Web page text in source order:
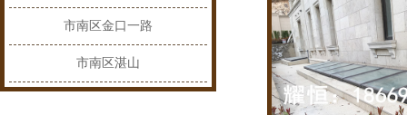
市南区金口一路
市南区湛山